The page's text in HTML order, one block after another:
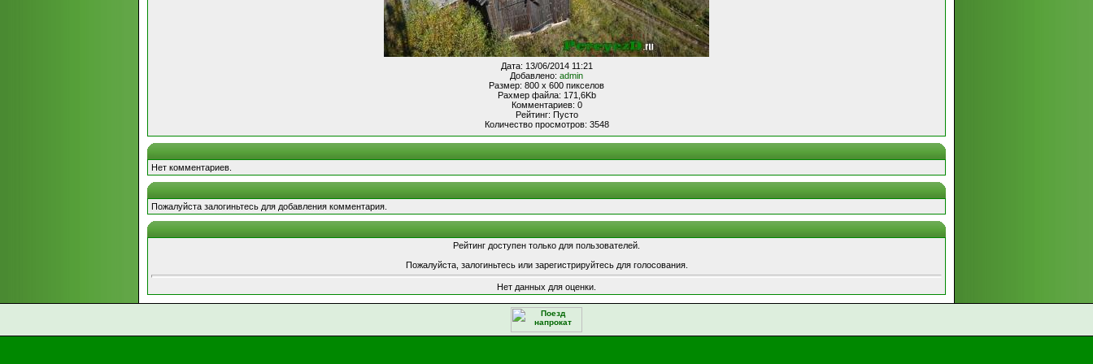
Дата: 13/06/2014 11:21
Добавлено: admin
Размер: 800 x 600 пикселов
Рахмер файла: 171,6Kb
Комментариев: 0
Рейтинг: Пусто
Количество просмотров: 3548
Нет комментариев.
Пожалуйста залогиньтесь для добавления комментария.
Рейтинг доступен только для пользователей.
Пожалуйста, залогиньтесь или зарегистрируйтесь для голосования.
Нет данных для оценки.